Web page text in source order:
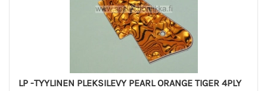
LP -TYYLINEN PLEKSILEVY PEARL ORANGE TIGER 4PLY